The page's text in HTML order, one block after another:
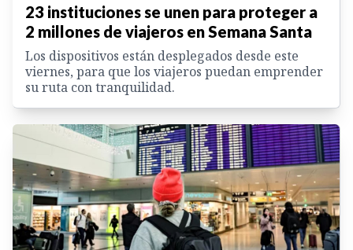
23 instituciones se unen para proteger a
2 millones de viajeros en Semana Santa
Los dispositivos están desplegados desde este
viernes, para que los viajeros puedan emprender
su ruta con tranquilidad.